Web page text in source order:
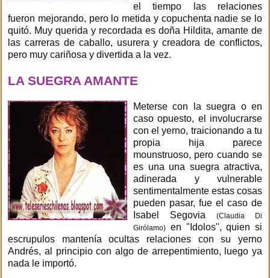
el tiempo las relaciones
fueron mejorando, pero lo metida y copuchenta nadie se lo
quitó. Muy querida y recordada es doña Hildita, amante de
las carreras de caballo, usurera y creadora de conflictos,
pero muy cariñosa y divertida a la vez.
LA SUEGRA AMANTE
Meterse con la suegra o en
caso opuesto, el involucrarse
con el yerno, traicionando a tu
propia hija parece
mounstruoso, pero cuando se
es una una suegra atractiva,
adinerada y vulnerable
sentimentalmente estas cosas
pueden pasar, fue el caso de
Isabel Segovia
(Claudia Di
Girólamo) en "Idolos", quien si
escrupulos mantenía ocultas relaciones con su yerno
Andrés, al principio con algo de arrepentimiento, luego ya
nada le importó.